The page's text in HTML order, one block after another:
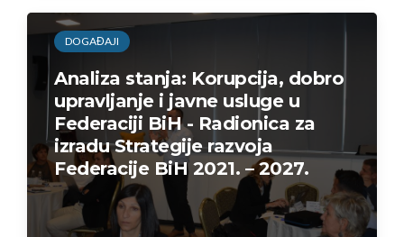
DOGAĐAJI
Analiza stanja: Korupcija, dobro
upravljanje i javne usluge u
Federaciji BiH - Radionica za
izradu Strategije razvoja
Federacije BiH 2021. – 2027.